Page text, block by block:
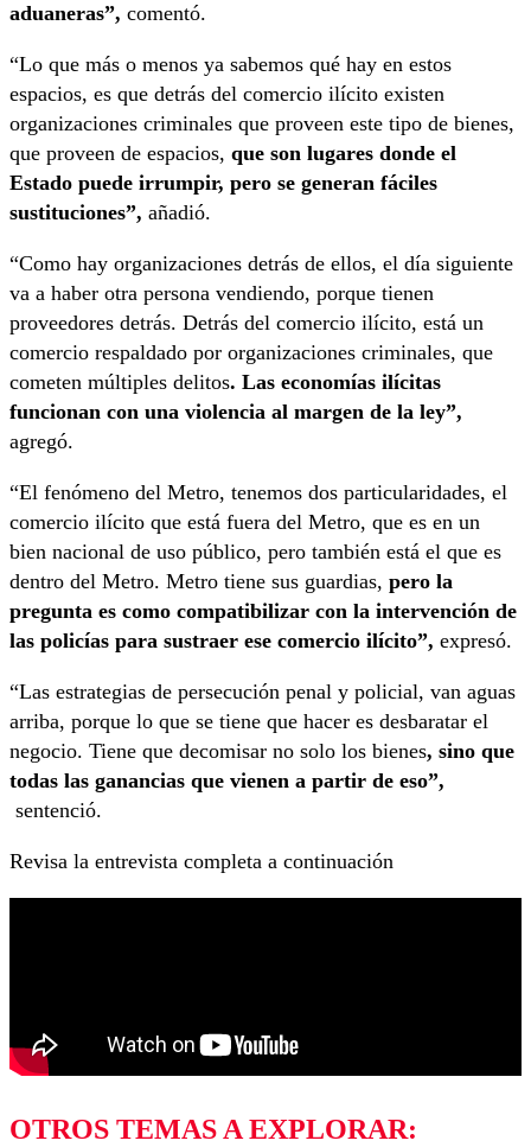
aduaneras”, comentó.
“Lo que más o menos ya sabemos qué hay en estos
espacios, es que detrás del comercio ilícito existen
organizaciones criminales que proveen este tipo de bienes,
que proveen de espacios, que son lugares donde el
Estado puede irrumpir, pero se generan fáciles
sustituciones”, añadió.
“Como hay organizaciones detrás de ellos, el día siguiente
va a haber otra persona vendiendo, porque tienen
proveedores detrás. Detrás del comercio ilícito, está un
comercio respaldado por organizaciones criminales, que
cometen múltiples delitos. Las economías ilícitas
funcionan con una violencia al margen de la ley”,
agregó.
“El fenómeno del Metro, tenemos dos particularidades, el
comercio ilícito que está fuera del Metro, que es en un
bien nacional de uso público, pero también está el que es
dentro del Metro. Metro tiene sus guardias, pero la
pregunta es como compatibilizar con la intervención de
las policías para sustraer ese comercio ilícito”, expresó.
“Las estrategias de persecución penal y policial, van aguas
arriba, porque lo que se tiene que hacer es desbaratar el
negocio. Tiene que decomisar no solo los bienes, sino que
todas las ganancias que vienen a partir de eso”,
sentenció.
Revisa la entrevista completa a continuación
OTROS TEMAS A EXPLORAR: